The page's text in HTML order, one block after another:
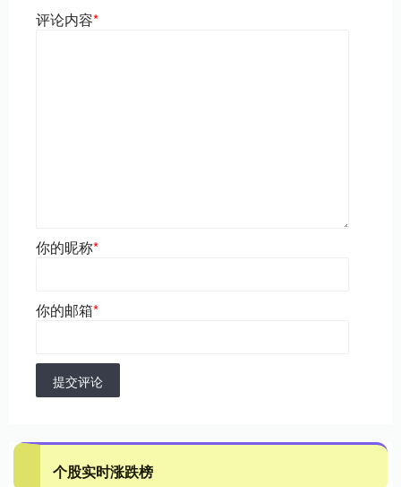
评论内容*
你的昵称*
你的邮箱*
提交评论
个股实时涨跌榜